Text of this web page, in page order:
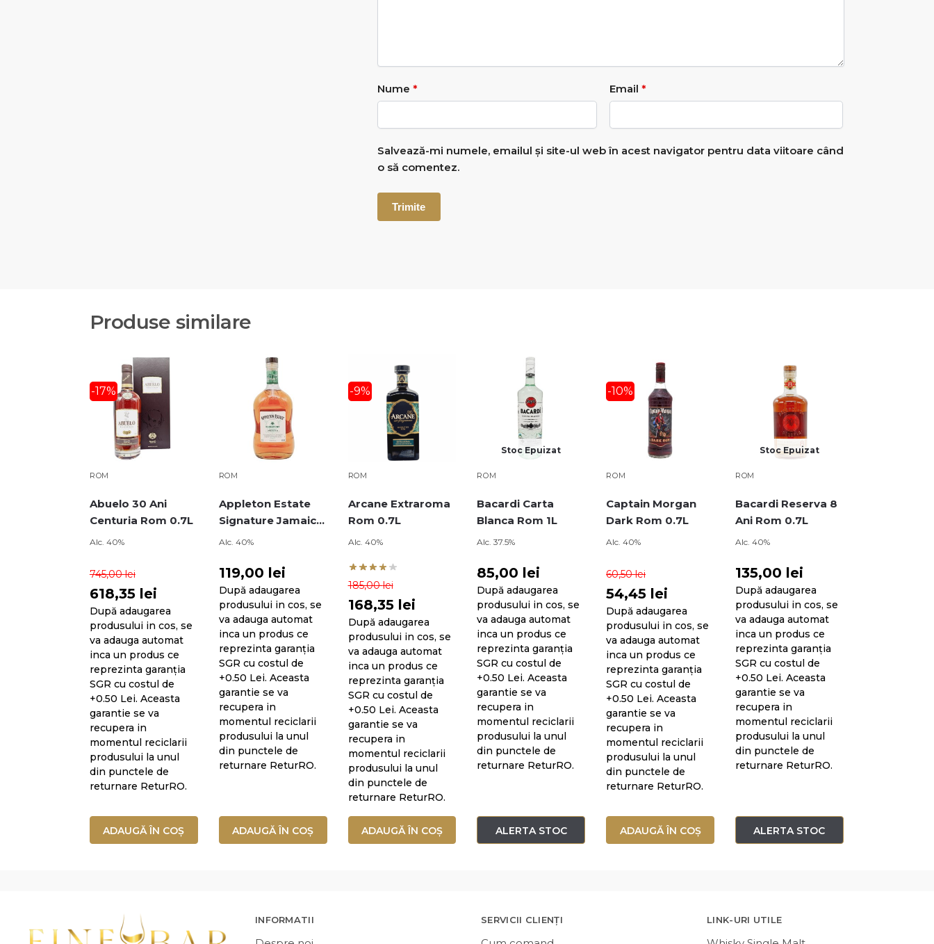
Nume* Email*
Salvează-mi numele, emailul și site-ul web în acest navigator pentru data viitoare când
o să comentez.
Produse similare
-17%
ROM
Abuelo 30 Ani
Centuria Rom 0.7L
Alc. 40%
745,00lei
618,35 lei
După adaugarea
produsului in cos, se
va adauga automat
inca un produs ce
reprezinta garanția
SGR cu costul de
+0.50 Lei. Aceasta
garantie se va
recupera in
momentul reciclarii
produsului la unul
din punctele de
returnare ReturRO.
ADAUGĂ ÎN COȘ
ROM
Appleton Estate
Signature Jamaica
Rom 0.7L
Alc. 40%
119,00 lei
După adaugarea
produsului in cos, se
va adauga automat
inca un produs ce
reprezinta garanția
SGR cu costul de
+0.50 Lei. Aceasta
garantie se va
recupera in
momentul reciclarii
produsului la unul
din punctele de
returnare ReturRO.
ADAUGĂ ÎN COȘ
-9%
ROM
Arcane Extraroma
Rom 0.7L
Alc. 40%
185,00lei
168,35 lei
După adaugarea
produsului in cos, se
va adauga automat
inca un produs ce
reprezinta garanția
SGR cu costul de
+0.50 Lei. Aceasta
garantie se va
recupera in
momentul reciclarii
produsului la unul
din punctele de
returnare ReturRO.
ADAUGĂ ÎN COȘ
Stoc Epuizat
ROM
Bacardi Carta
Blanca Rom 1L
Alc. 37.5%
85,00 lei
După adaugarea
produsului in cos, se
va adauga automat
inca un produs ce
reprezinta garanția
SGR cu costul de
+0.50 Lei. Aceasta
garantie se va
recupera in
momentul reciclarii
produsului la unul
din punctele de
returnare ReturRO.
ALERTA STOC
-10%
ROM
Captain Morgan
Dark Rom 0.7L
Alc. 40%
60,50lei
54,45 lei
După adaugarea
produsului in cos, se
va adauga automat
inca un produs ce
reprezinta garanția
SGR cu costul de
+0.50 Lei. Aceasta
garantie se va
recupera in
momentul reciclarii
produsului la unul
din punctele de
returnare ReturRO.
ADAUGĂ ÎN COȘ
Stoc Epuizat
ROM
Bacardi Reserva 8
Ani Rom 0.7L
Alc. 40%
135,00 lei
După adaugarea
produsului in cos, se
va adauga automat
inca un produs ce
reprezinta garanția
SGR cu costul de
+0.50 Lei. Aceasta
garantie se va
recupera in
momentul reciclarii
produsului la unul
din punctele de
returnare ReturRO.
ALERTA STOC
INFORMATII SERVICII CLIENȚI LINK-URI UTILE